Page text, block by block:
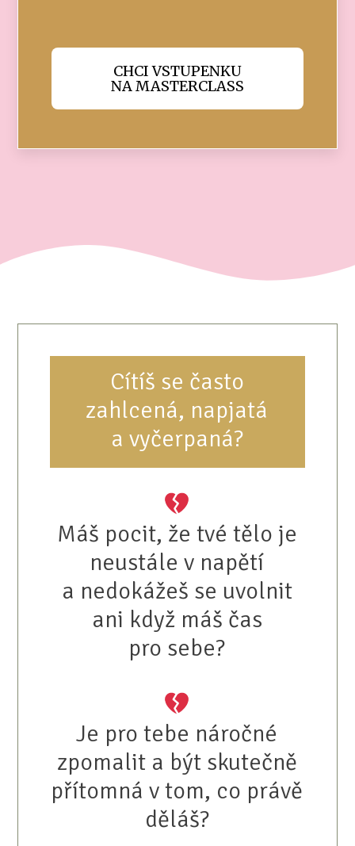
CHCI VSTUPENKU
NA MASTERCLASS
Cítíš se často
zahlcená, napjatá
a vyčerpaná?
Máš pocit, že tvé tělo je
neustále v napětí
a nedokážeš se uvolnit
ani když máš čas
pro sebe?
Je pro tebe náročné
zpomalit a být skutečně
přítomná v tom, co právě
děláš?